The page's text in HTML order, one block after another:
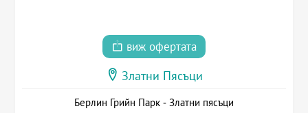
виж офертата
Златни Пясъци
Берлин Грийн Парк - Златни пясъци